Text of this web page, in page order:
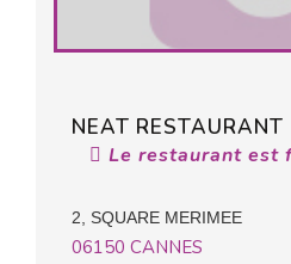
NEAT RESTAURANT
Le restaurant est
2, SQUARE MERIMEE
06150 CANNES